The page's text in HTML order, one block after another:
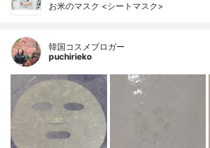
お米のマスク <シートマスク>
韓国コスメブロガー
puchirieko